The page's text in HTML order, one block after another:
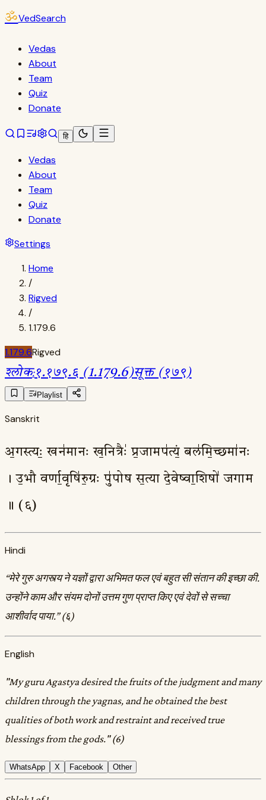
ॐVedSearch
Vedas
About
Team
Quiz
Donate
हि
Vedas
About
Team
Quiz
Donate
Settings
Home
/
Rigved
/
1.179.6
1.179.6Rigved
श्लोक:१.१७९.६ (1.179.6)सूक्त (१७९)
Playlist
Sanskrit
अ॒गस्त्यः॒ खन॑मानः ख॒नित्रैः॑ प्र॒जामप॑त्यं॒ बल॑मि॒च्छमा॑नः
। उ॒भौ वर्णा॒वृषि॑रु॒ग्रः पु॑पोष स॒त्या दे॒वेष्वा॒शिषो॑ जगाम
॥ (६)
Hindi
“मेरे गुरु अगस्त्य ने यज्ञों द्वारा अभिमत फल एवं बहुत सी संतान की इच्छा की.
उन्होंने काम और संयम दोनों उत्तम गुण प्राप्त किए एवं देवों से सच्चा
आशीर्वाद पाया.” (६)
English
"My guru Agastya desired the fruits of the judgment and many
children through the yagnas, and he obtained the best
qualities of both work and restraint and received true
blessings from the gods." (6)
WhatsApp X Facebook Other